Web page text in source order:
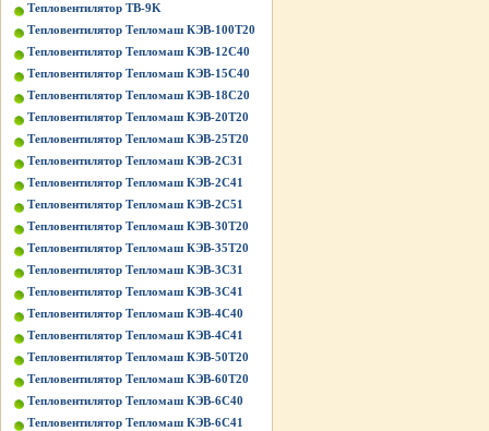
Тепловентилятор ТВ-9K
Тепловентилятор Тепломаш КЭВ-100Т20
Тепловентилятор Тепломаш КЭВ-12С40
Тепловентилятор Тепломаш КЭВ-15С40
Тепловентилятор Тепломаш КЭВ-18С20
Тепловентилятор Тепломаш КЭВ-20Т20
Тепловентилятор Тепломаш КЭВ-25Т20
Тепловентилятор Тепломаш КЭВ-2С31
Тепловентилятор Тепломаш КЭВ-2С41
Тепловентилятор Тепломаш КЭВ-2С51
Тепловентилятор Тепломаш КЭВ-30Т20
Тепловентилятор Тепломаш КЭВ-35Т20
Тепловентилятор Тепломаш КЭВ-3С31
Тепловентилятор Тепломаш КЭВ-3С41
Тепловентилятор Тепломаш КЭВ-4С40
Тепловентилятор Тепломаш КЭВ-4С41
Тепловентилятор Тепломаш КЭВ-50Т20
Тепловентилятор Тепломаш КЭВ-60Т20
Тепловентилятор Тепломаш КЭВ-6С40
Тепловентилятор Тепломаш КЭВ-6С41